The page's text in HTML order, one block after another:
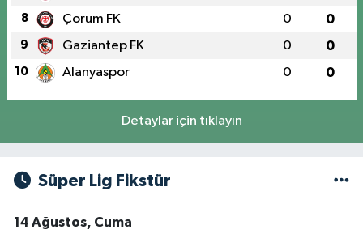
8 Çorum FK 0 0
9 Gaziantep FK 0 0
10 Alanyaspor 0 0
Detaylar için tıklayın
Süper Lig Fikstür
14 Ağustos, Cuma